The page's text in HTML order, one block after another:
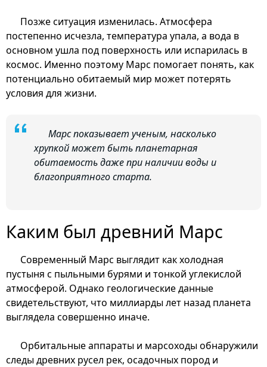
Позже ситуация изменилась. Атмосфера
постепенно исчезла, температура упала, а вода в
основном ушла под поверхность или испарилась в
космос. Именно поэтому Марс помогает понять, как
потенциально обитаемый мир может потерять
условия для жизни.
Марс показывает ученым, насколько
хрупкой может быть планетарная
обитаемость даже при наличии воды и
благоприятного старта.
Каким был древний Марс
Современный Марс выглядит как холодная
пустыня с пыльными бурями и тонкой углекислой
атмосферой. Однако геологические данные
свидетельствуют, что миллиарды лет назад планета
выглядела совершенно иначе.
Орбитальные аппараты и марсоходы обнаружили
следы древних русел рек, осадочных пород и